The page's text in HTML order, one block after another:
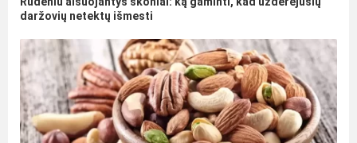
daržovių netektų išmesti